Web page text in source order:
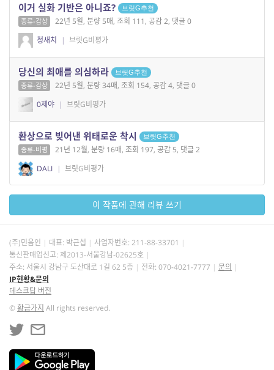
이거 실화 기반은 아니죠? 브릿G추천
종류-감상
22년 5월, 분량 5매, 조회 111, 공감 2, 댓글 0
청새치
| 브릿G비평가
당신의 최애를 의심하라 브릿G추천
종류-감상
22년 5월, 분량 34매, 조회 154, 공감 4, 댓글 0
0제야 | 브릿G비평가
환상으로 빚어낸 위태로운 착시 브릿G추천
종류-비평
21년 12월, 분량 16매, 조회 197, 공감 5, 댓글 2
DALI | 브릿G비평가
이 작품에 관해 리뷰 쓰기
(주)민음인 대표: 박근섭 사업자번호: 211-88-33701
통신판매업신고: 제2013-서울강남-02625호
주소: 서울시 강남구 도산대로 1길 62 5층
전화: 070-4021-7777
문의
IP현황&문의
데스크탑 버전
©황금가지 All rights reserved.